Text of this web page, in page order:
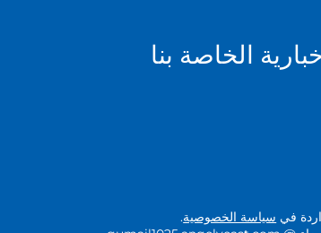
الخاصة بنا
في سياسة الخصوصية.